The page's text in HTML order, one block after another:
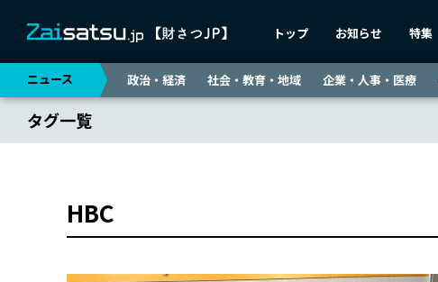
トップ お知らせ 特集
ニュース 政治・経済 社会・教育・地域 企業・人事・医療
タグ一覧
HBC